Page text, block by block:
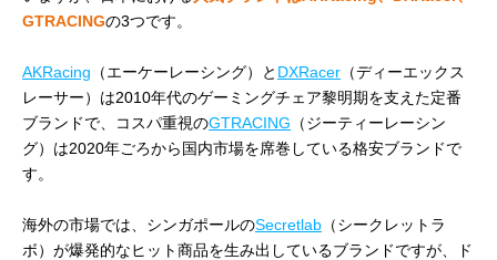
GTRACINGの3つです。
AKRacing （エーケーレーシング）と DXRacer （ディーエックス
レーサー）は2010年代のゲーミングチェア黎明期を支えた定番
ブランドで、コスパ重視のGTRACING （ジーティーレーシン
グ）は2020年ごろから国内市場を席巻している格安ブランドで
す。
海外の市場では、シンガポールのSecretlab （シークレットラ
ボ）が爆発的なヒット商品を生み出しているブランドですが、ド